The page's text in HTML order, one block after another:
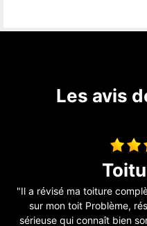
Les avis
"Super travaux ????????